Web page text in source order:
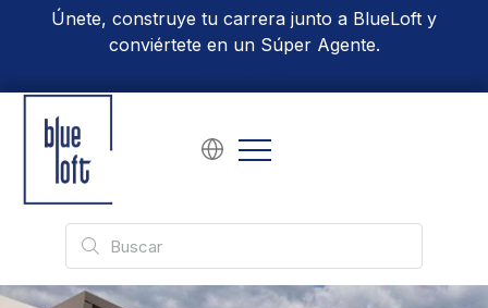
Únete, construye tu carrera junto a BlueLoft y
conviértete en un Súper Agente.